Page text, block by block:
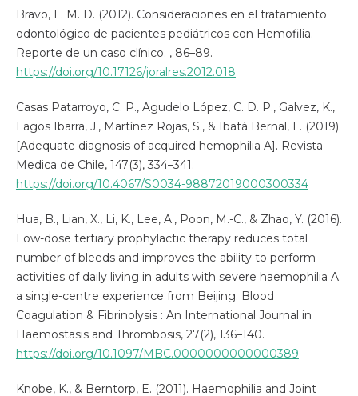
Bravo, L. M. D. (2012). Consideraciones en el tratamiento
odontológico de pacientes pediátricos con Hemofilia.
Reporte de un caso clínico. , 86–89.
https://doi.org/10.17126/joralres.2012.018
Casas Patarroyo, C. P., Agudelo López, C. D. P., Galvez, K.,
Lagos Ibarra, J., Martínez Rojas, S., & Ibatá Bernal, L. (2019).
[Adequate diagnosis of acquired hemophilia A]. Revista
Medica de Chile, 147(3), 334–341.
https://doi.org/10.4067/S0034-98872019000300334
Hua, B., Lian, X., Li, K., Lee, A., Poon, M.-C., & Zhao, Y. (2016).
Low-dose tertiary prophylactic therapy reduces total
number of bleeds and improves the ability to perform
activities of daily living in adults with severe haemophilia A:
a single-centre experience from Beijing. Blood
Coagulation & Fibrinolysis : An International Journal in
Haemostasis and Thrombosis, 27(2), 136–140.
https://doi.org/10.1097/MBC.0000000000000389
Knobe, K., & Berntorp, E. (2011). Haemophilia and Joint